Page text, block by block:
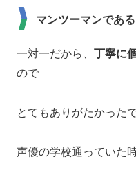
マンツーマンである
一対一だから、 丁寧に
ので
とてもありがたかった
声優の学校通っていた